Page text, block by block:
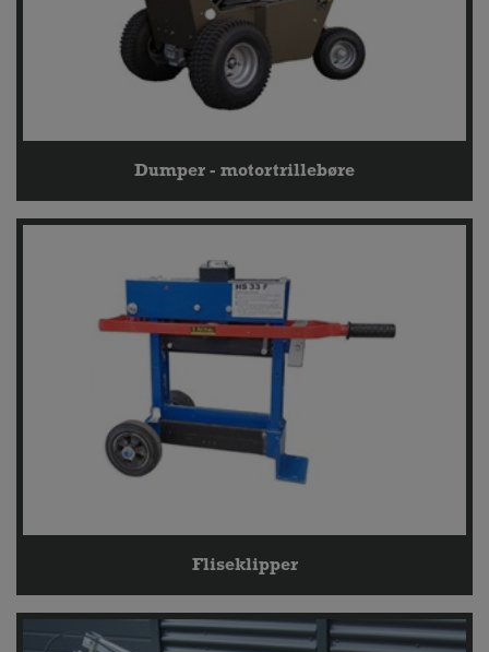
Dumper - motortrillebøre
Fliseklipper